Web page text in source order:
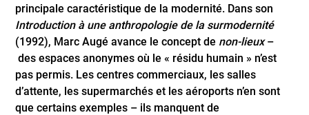
principale caractéristique de la modernité. Dans son
Introduction à une anthropologie de la surmodernité
(1992), Marc Augé avance le concept de non-lieux–
des espaces anonymes où le « résidu humain » n’est
pas permis. Les centres commerciaux, les salles
d’attente, les supermarchés et les aéroports n’en sont
que certains exemples – ils manquent de